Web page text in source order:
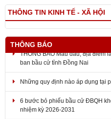
THÔNG TIN KINH TẾ - XÃ HỘI
THÔNG BÁO
ban bầu cử tỉnh Đồng Nai
Những quy định nào áp dụng tại
6 bước bỏ phiếu bầu cử ĐBQH
nhiệm kỳ 2026-2031